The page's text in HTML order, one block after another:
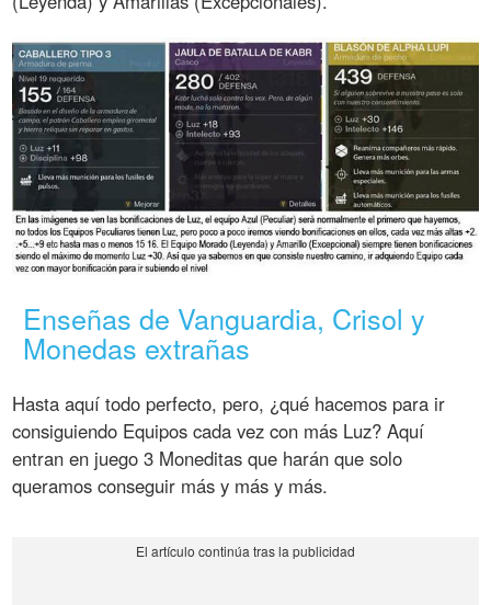
Enseñas de Vanguardia, Crisol y
Monedas extrañas
Hasta aquí todo perfecto, pero, ¿qué hacemos para ir
consiguiendo Equipos cada vez con más Luz? Aquí
entran en juego 3 Moneditas que harán que solo
queramos conseguir más y más y más.